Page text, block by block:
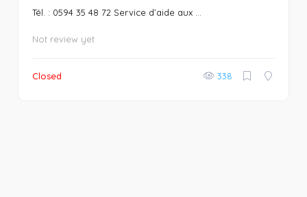
Tél. : 0594 35 48 72 Service d’aide aux ...
Not review yet
Closed 338